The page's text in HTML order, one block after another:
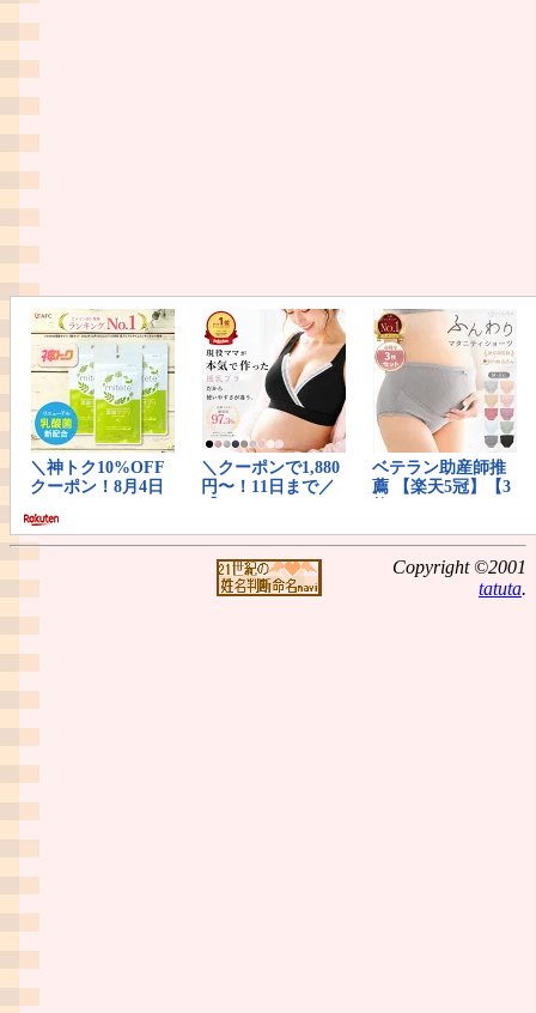
Copyright ©2001
tatuta.